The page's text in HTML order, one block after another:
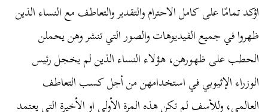
اؤكد تمامًا على كامل الاحترام والتقدير والتعاطف مع النساء الذين
ظهروا في جميع الفيديوهات والصور التي تنشر وهن يحملن
الحطب على ظهورهن، هؤلاء النساء الذين لم يخجل رئيس
الوزراء الإثيوبي في استخدامهن من أجل كسب التعاطف
العالمي، وللأسف لم تكن هذه المرة الأولى او الأخيرة التي يعتمد